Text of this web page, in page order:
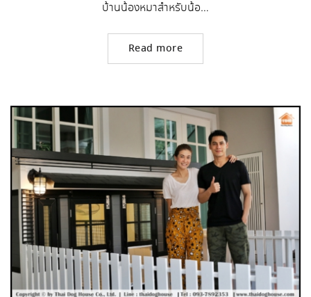
บ้านน้องหมาสำหรับน้อ…
Read more